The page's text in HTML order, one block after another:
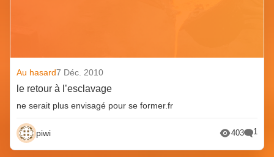
Au hasard7 Déc. 2010
le retour à l’esclavage
ne serait plus envisagé pour se former.fr
piwi 403 1